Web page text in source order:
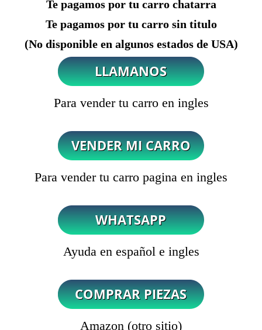
Te pagamos por tu carro chatarra
Te pagamos por tu carro sin titulo
(No disponible en algunos estados de USA)
Para vender tu carro en ingles
Para vender tu carro pagina en ingles
Ayuda en español e ingles
Amazon (otro sitio)